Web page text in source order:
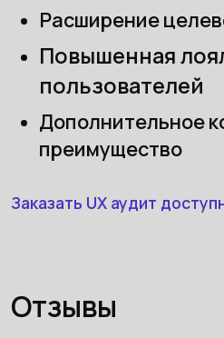
Расширение
Повышенная
пользователей
Дополнительное
преимущество
Заказать UX аудит
Отзывы